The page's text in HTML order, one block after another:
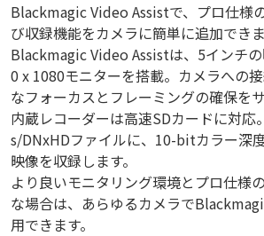
Blackmagic Video Assistで、プロ仕様
び収録機能をカメラに簡単に追加できま
Blackmagic Video Assistは、5インチ
0 x 1080モニターを搭載。カメラへの
なフォーカスとフレーミングの確保を
内蔵レコーダーは高速SDカードに対応
s/DNxHDファイルに、10-bitカラー深
映像を収録します。
より良いモニタリング環境とプロ仕様
な場合は、あらゆるカメラで
用できます。